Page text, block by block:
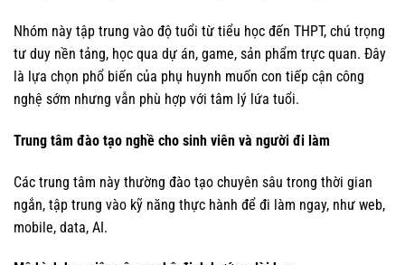
Nhóm này tập trung vào độ tuổi từ tiểu học đến THPT, chú trọng
tư duy nền tảng, học qua dự án, game, sản phẩm trực quan. Đây
là lựa chọn phổ biến của phụ huynh muốn con tiếp cận công
nghệ sớm nhưng vẫn phù hợp với tâm lý lứa tuổi.
Trung tâm đào tạo nghề cho sinh viên và người đi làm
Các trung tâm này thường đào tạo chuyên sâu trong thời gian
ngắn, tập trung vào kỹ năng thực hành để đi làm ngay, như web,
mobile, data, AI.